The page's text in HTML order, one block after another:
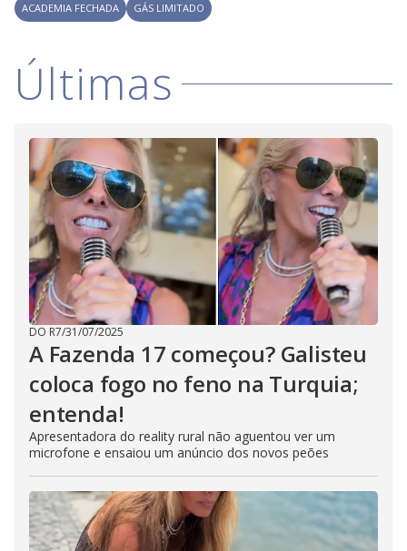
ACADEMIA FECHADA
GÁS LIMITADO
Últimas
DO R7/31/07/2025
A Fazenda 17 começou? Galisteu
coloca fogo no feno na Turquia;
entenda!
Apresentadora do reality rural não aguentou ver um
microfone e ensaiou um anúncio dos novos peões